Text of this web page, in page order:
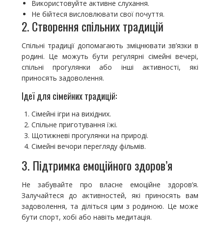
Використовуйте активне слухання.
Не бійтеся висловлювати свої почуття.
2. Створення спільних традицій
Спільні традиції допомагають зміцнювати зв’язки в
родині. Це можуть бути регулярні сімейні вечері,
спільні прогулянки або інші активності, які
приносять задоволення.
Ідеї для сімейних традицій:
Сімейні ігри на вихідних.
Спільне приготування їжі.
Щотижневі прогулянки на природі.
Сімейні вечори перегляду фільмів.
3. Підтримка емоційного здоров’я
Не забувайте про власне емоційне здоров’я.
Залучайтеся до активностей, які приносять вам
задоволення, та діліться цим з родиною. Це може
бути спорт, хобі або навіть медитація.